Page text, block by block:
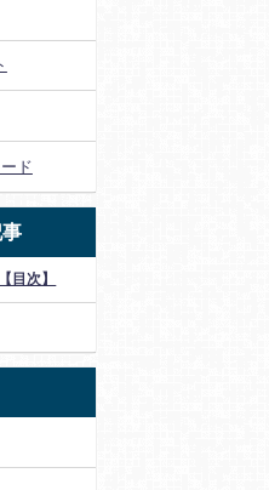
ド
目次】